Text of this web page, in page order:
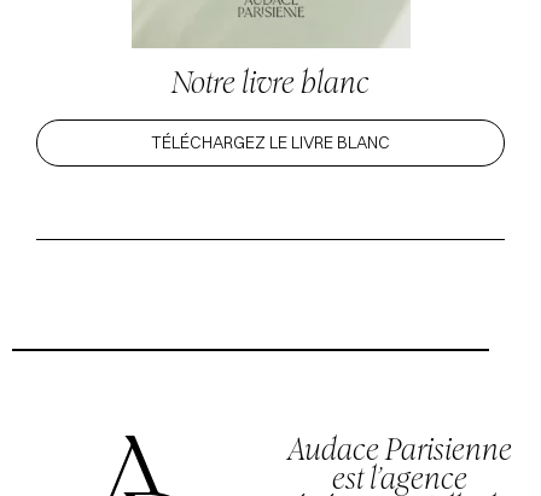
Notre livre blanc
TÉLÉCHARGEZ LE LIVRE BLANC
Audace Parisienne
est l’agence